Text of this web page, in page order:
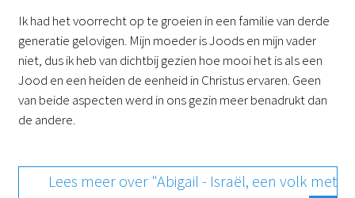
Ik had het voorrecht op te groeien in een familie van derde
generatie gelovigen. Mijn moeder is Joods en mijn vader
niet, dus ik heb van dichtbij gezien hoe mooi het is als een
Jood en een heiden de eenheid in Christus ervaren. Geen
van beide aspecten werd in ons gezin meer benadrukt dan
de andere.
Lees meer over "Abigail - Israël, een volk met